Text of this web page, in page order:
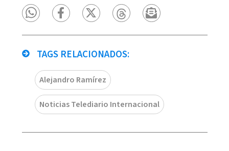
TAGS RELACIONADOS:
Alejandro Ramírez
Noticias Telediario Internacional